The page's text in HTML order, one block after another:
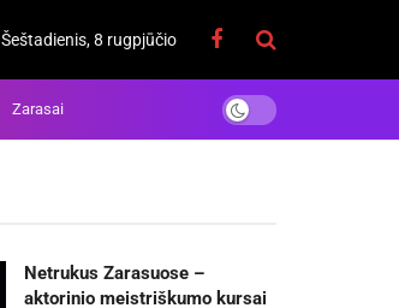
Šeštadienis, 8 rugpjūčio
Zarasai
Netrukus Zarasuose –
aktorinio meistriškumo kursai